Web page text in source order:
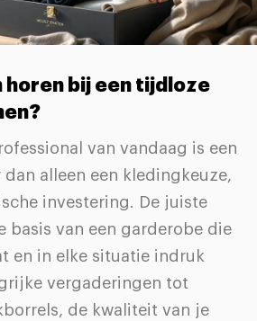
bij een tijdloze
van vandaag is een
dan alleen een kledingkeuze,
investering. De juiste
basis van een garderobe die
en in elke situatie indruk
vergaderingen tot
de kwaliteit van je